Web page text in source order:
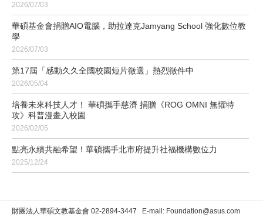
2026/07/03
華碩基金會捐贈AIO電腦，助拉達克Jamyang School 強化數位教
學
2026/07/03
第17屆「感動久久全國校園短片徵選」熱烈徵件中
2026/05/04
培養未來科技人才！ 華碩攜手慈濟 捐贈《ROG OMNI 無懼特
攻》科普漫畫入校園
2026/02/05
點亮永續共融希望！華碩攜手北市府提升社福機構數位力
2025/12/24
財團法人華碩文教基金會 02-2894-3447
E-mail: Foundation@asus.com